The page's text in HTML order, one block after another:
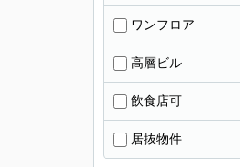
ワンフロア
高層ビル
飲食店可
居抜物件